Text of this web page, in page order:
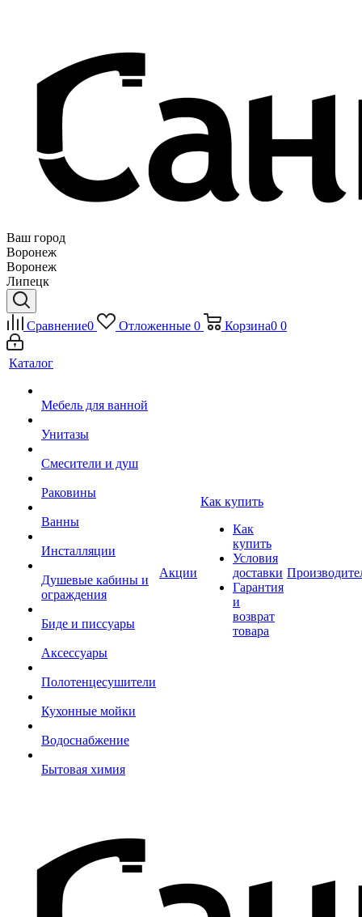
Ваш город
Воронеж
Воронеж
Липецк
Сравнение0 Отложенные 0 Корзина0 0
Каталог
Мебель для ванной
Унитазы
Смесители и душ
Раковины
Ванны
Инсталляции
Душевые кабины и
ограждения
Биде и писсуары
Аксессуары
Полотенцесушители
Кухонные мойки
Водоснабжение
Бытовая химия
Акции
Как купить
Как
купить
Условия
доставки
Гарантия
и
возврат
товара